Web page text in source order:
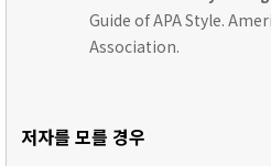
Guide of APA Style.
Association.
저자를 모를 경우